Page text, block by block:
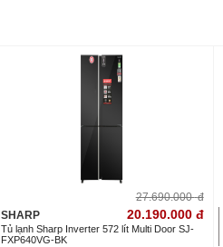
27.690.000 đ
SHARP
20.190.000 đ
Tủ lạnh Sharp Inverter 572 lít Multi Door SJ-
FXP640VG-BK